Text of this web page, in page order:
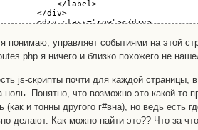
</label>
</div>
<div class="row"></div>
<label>
<div
<input name="org">
</div>
<div class="row"></div>
<div class="row">
<label>
<div
<input name="phone"
понимаю, управляет событиями на этой
я ничего и близко похожего не
js-скрипты почти для каждой
Понятно, что возможно это какой-то
(как и тонны другого г#вна), но ведь
делают. Как можно найти это?? Что за